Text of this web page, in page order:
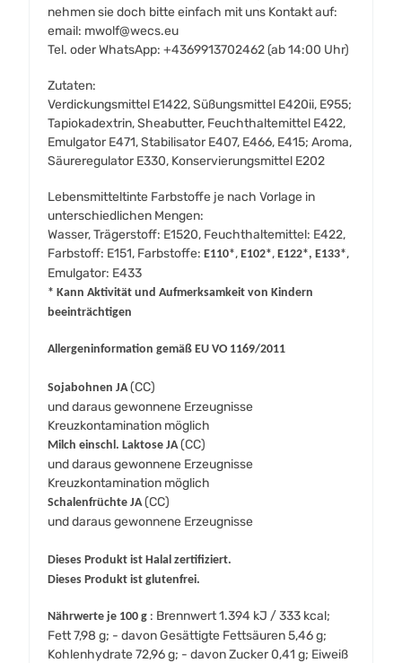
nehmen sie doch bitte einfach mit uns Kontakt auf:
email: mwolf@wecs.eu
Tel. oder WhatsApp: +4369913702462 (ab 14:00 Uhr)
Zutaten:
Verdickungsmittel E1422, Süßungsmittel E420ii, E955;
Tapiokadextrin, Sheabutter, Feuchthaltemittel E422,
Emulgator E471, Stabilisator E407, E466, E415; Aroma,
Säureregulator E330, Konservierungsmittel E202
Lebensmitteltinte Farbstoffe je nach Vorlage in
unterschiedlichen Mengen:
Wasser, Trägerstoff: E1520, Feuchthaltemittel: E422,
Farbstoff: E151, Farbstoffe: E110*, E102*, E122*, E133*,
Emulgator: E433
* Kann Aktivität und Aufmerksamkeit von Kindern
beeinträchtigen
Allergeninformation gemäß EU VO 1169/2011
Sojabohnen JA(CC)
und daraus gewonnene Erzeugnisse
Kreuzkontamination möglich
Milch einschl. Laktose JA(CC)
und daraus gewonnene Erzeugnisse
Kreuzkontamination möglich
Schalenfrüchte JA(CC)
und daraus gewonnene Erzeugnisse
Dieses Produkt ist Halal zertifiziert.
Dieses Produkt ist glutenfrei.
Nährwerte je 100 g : Brennwert 1.394 kJ / 333 kcal;
Fett 7,98 g; - davon Gesättigte Fettsäuren 5,46 g;
Kohlenhydrate 72,96 g; - davon Zucker 0,41 g; Eiweiß